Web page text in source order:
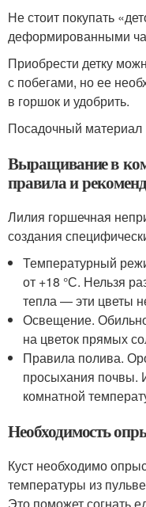
Не стоит покупать
деформированными
Приобрести детку
с побегами, но ее
в горшок и удобрить.
Посадочный материал
Выращивание в
правила и
Лилия горшечная
создания
Температурный
от +18 °С. Нельзя
тепла — эти цветы
Освещение.
на цветок прямых
Правила полива.
просыхания почвы.
комнатной
Необходимость
Куст необходимо
температуры из